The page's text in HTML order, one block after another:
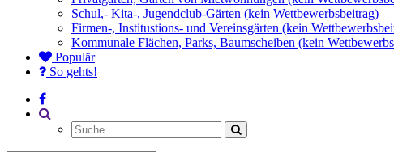
Schul,- Kita-, Jugendclub-Gärten (kein Wettbewerbsbeitrag)
Firmen-, Institustions- und Vereinsgärten (kein
Kommunale Flächen, Parks, Baumscheiben (kein
Populär
So gehts!